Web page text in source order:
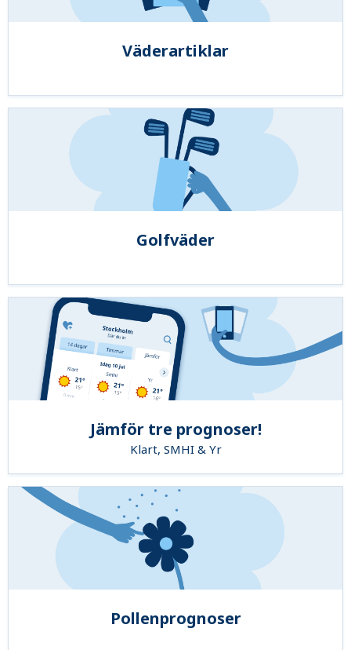
Väderartiklar
Golfväder
Jämför tre prognoser!
Klart, SMHI & Yr
Pollenprognoser